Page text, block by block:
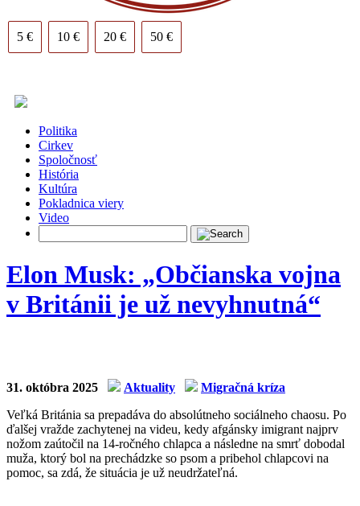
5 € 10 € 20 € 50 €
Politika
Cirkev
Spoločnosť
História
Kultúra
Pokladnica viery
Video
Elon Musk: „Občianska vojna
v Británii je už nevyhnutná“
31. októbra 2025 Aktuality
Migračná kríza
Veľká Británia sa prepadáva do absolútneho sociálneho chaosu. Po
ďalšej vražde zachytenej na videu, kedy afgánsky imigrant najprv
nožom zaútočil na 14-ročného chlapca a následne na smrť dobodal
muža, ktorý bol na prechádzke so psom a pribehol chlapcovi na
pomoc, sa zdá, že situácia je už neudržateľná.